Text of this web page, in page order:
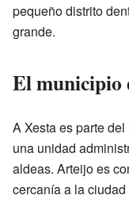
pequeño distrito
grande.
El municipio
A Xesta es parte del
una unidad
aldeas. Arteijo es
cercanía a la ciudad